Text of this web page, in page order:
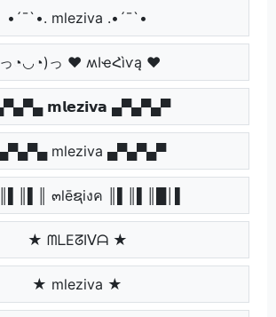
•´¯`•. mleziva .•´¯`•
◔◡◔)っ ♥ ʍӀҽՀìѵą ♥
𝗺𝗹𝗲𝘇𝗶𝘃𝗮 ▄▀▄▀▄▀
mleziva ▄▀▄▀▄▀
๓lēຊiงค ║▌║▌║█│▌
★ ᗰᒪEᘔIᐯᗩ ★
★ mleziva ★